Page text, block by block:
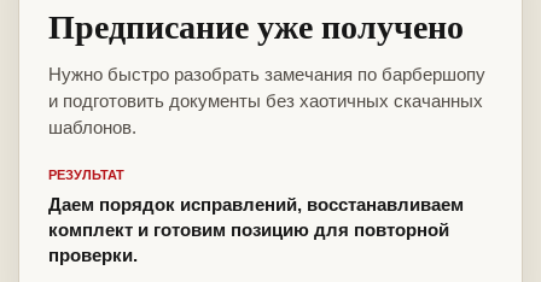
Предписание уже получено
Нужно быстро разобрать замечания по барбершопу
и подготовить документы без хаотичных скачанных
шаблонов.
РЕЗУЛЬТАТ
Даем порядок исправлений, восстанавливаем
комплект и готовим позицию для повторной
проверки.